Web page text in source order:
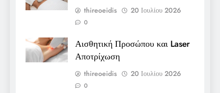
thireoeidis 20 Ιουλίου 2026
0
Αισθητική Προσώπου και Laser
Αποτρίχωση
thireoeidis 20 Ιουλίου 2026
0